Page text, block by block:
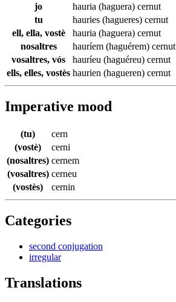
jo hauria (haguera) cernut
tu
hauries (hagueres) cernut
ell, ella, vostè
hauria (haguera) cernut
nosaltres
hauríem (haguérem) cernut
vosaltres, vós
hauríeu (haguéreu) cernut
ells, elles, vostès haurien (hagueren) cernut
Imperative mood
(tu)
cern
(vostè)
cerni
(nosaltres) cernem
(vosaltres) cerneu
(vostès)
cernin
Categories
second conjugation
irregular
Translations